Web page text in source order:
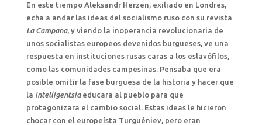
En este tiempo Aleksandr Herzen, exiliado en Londres,
echa a andar las ideas del socialismo ruso con su revista
La Campana, y viendo la inoperancia revolucionaria de
unos socialistas europeos devenidos burgueses, ve una
respuesta en instituciones rusas caras a los eslavófilos,
como las comunidades campesinas. Pensaba que era
posible omitir la fase burguesa de la historia y hacer que
la intelligentsiaeducara al pueblo para que
protagonizara el cambio social. Estas ideas le hicieron
chocar con el europeísta Turguéniev, pero eran